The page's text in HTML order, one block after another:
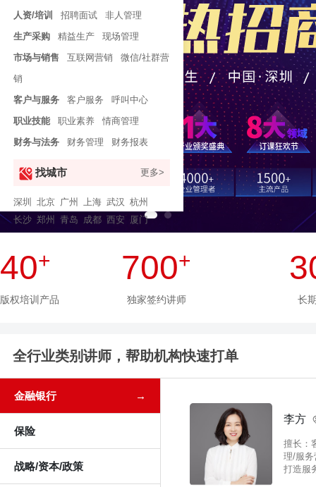
40+
版权培训产品
700+
独家签约讲师 长
人资/培训
招聘面试
非人管理
生产采购
精益生产
现场管理
市场与销售
互联网营销
微信/社群营
销
客户与服务
客户服务
呼叫中心
职业技能
职业素养
情商管理
财务与法务
财务管理 财务报表
找城市 更多>
深圳 北京 广州 上海 武汉 杭州
长沙 郑州 青岛 成都 西安 厦门
全行业类别讲师，帮助机构快速打单
金融银行 →
保险
战略/资本/政策
李方
擅长：
理/服
打造服